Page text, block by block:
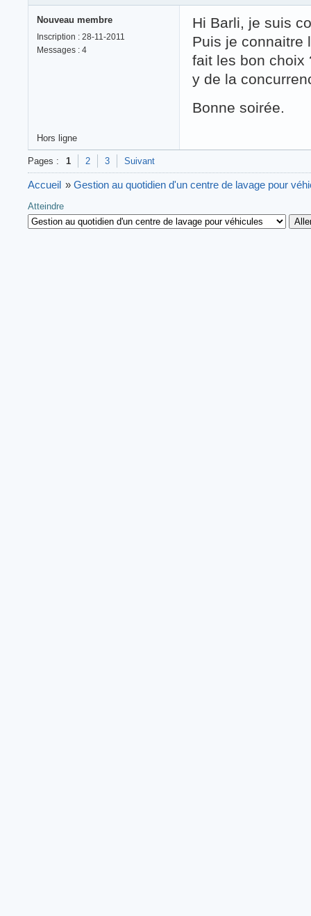
Nouveau membre
Inscription : 28-11-2011
Messages : 4
Hi Barli, je suis
Puis je connaitre
fait les bon choix
y de la
Bonne soirée.
Hors ligne
Pages : 1 2 3 Suivant
Accueil » Gestion au quotidien d'un centre de lavage pour
Atteindre